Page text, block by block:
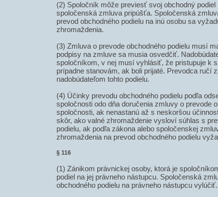
(2) Spoločník môže previesť svoj obchodný podiel
spoločenská zmluva pripúšťa. Spoločenská
prevod obchodného podielu na inú osobu sa
zhromaždenia.
(3) Zmluva o prevode obchodného podielu musí
podpisy na zmluve sa musia osvedčiť.
spoločníkom, v nej musí vyhlásiť, že pristupuje k
prípadne stanovám, ak boli prijaté. Prevodca ručí
nadobúdateľom tohto podielu.
(4) Účinky prevodu obchodného podielu podľa
spoločnosti odo dňa doručenia zmluvy o prevode
spoločnosti, ak nenastanú až s neskoršou
skôr, ako valné zhromaždenie vysloví súhlas s
podielu, ak podľa zákona alebo spoločenskej
zhromaždenia na prevod obchodného podielu
§ 116
(1) Zánikom právnickej osoby, ktorá je
podiel na jej právneho nástupcu. Spoločenská
obchodného podielu na právneho nástupcu vylúčiť.